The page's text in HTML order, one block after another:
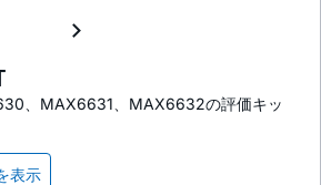
、MAX6631、MAX6632の評価キッ
表示